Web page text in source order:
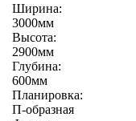
Ширина:
3000мм
Высота:
2900мм
Глубина:
600мм
Планировка:
П-образная